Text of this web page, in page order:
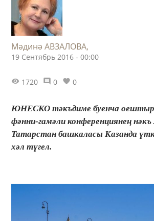
Мәдинә АВЗАЛОВА,
19 Сентябрь 2016 - 00:00
1720 0 0
ЮНЕСКО тәкъдиме буенча
фәнни-гамәли конференциянең нәкъ
Татарстан башкаласы Казанда
хәл түгел.